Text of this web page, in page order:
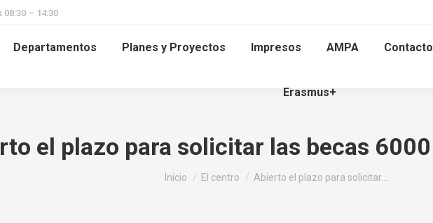
– 14:30
Departamentos Planes y Proyectos Impresos AMPA Contacto
Erasmus+
el plazo para solicitar las becas
Estás aquí:
Inicio El centro Abierto el plazo para solicitar…